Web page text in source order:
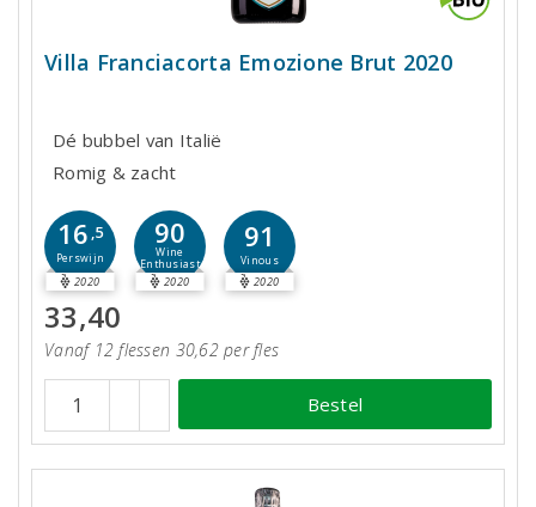
Villa Franciacorta Emozione Brut 2020
Dé bubbel van Italië
Romig & zacht
16 ,5
Perswijn
2020
90
Wine
Enthusiast
2020
91
Vinous
2020
33,40
Vanaf 12 flessen 30,62 per fles
Bestel